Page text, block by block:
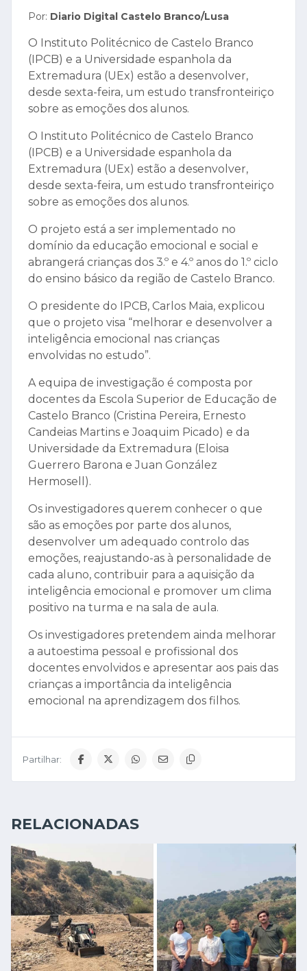
Por: Diario Digital Castelo Branco/Lusa
O Instituto Politécnico de Castelo Branco
(IPCB) e a Universidade espanhola da
Extremadura (UEx) estão a desenvolver,
desde sexta-feira, um estudo transfronteiriço
sobre as emoções dos alunos.
O Instituto Politécnico de Castelo Branco
(IPCB) e a Universidade espanhola da
Extremadura (UEx) estão a desenvolver,
desde sexta-feira, um estudo transfronteiriço
sobre as emoções dos alunos.
O projeto está a ser implementado no
domínio da educação emocional e social e
abrangerá crianças dos 3.º e 4.º anos do 1.º ciclo
do ensino básico da região de Castelo Branco.
O presidente do IPCB, Carlos Maia, explicou
que o projeto visa “melhorar e desenvolver a
inteligência emocional nas crianças
envolvidas no estudo”.
A equipa de investigação é composta por
docentes da Escola Superior de Educação de
Castelo Branco (Cristina Pereira, Ernesto
Candeias Martins e Joaquim Picado) e da
Universidade da Extremadura (Eloisa
Guerrero Barona e Juan González
Hermosell).
Os investigadores querem conhecer o que
são as emoções por parte dos alunos,
desenvolver um adequado controlo das
emoções, reajustando-as à personalidade de
cada aluno, contribuir para a aquisição da
inteligência emocional e promover um clima
positivo na turma e na sala de aula.
Os investigadores pretendem ainda melhorar
a autoestima pessoal e profissional dos
docentes envolvidos e apresentar aos pais das
crianças a importância da inteligência
emocional na aprendizagem dos filhos.
Partilhar:
RELACIONADAS